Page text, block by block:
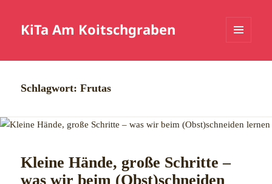
KiTa Am Koitschgraben
Schlagwort:Frutas
Kleine Hände, große Schritte –
was wir beim (Obst)schneiden